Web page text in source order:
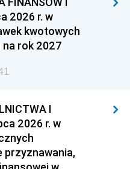
2026 r. w
kwotowych
na rok 2027
I
2026 r. w
przyznawania,